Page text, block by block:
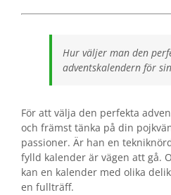
Hur väljer man den
adventskalendern för
För att välja den perfekta
och främst tänka på din
passioner. Är han en
fylld kalender är vägen att gå.
kan en kalender med olika
en fullträff.